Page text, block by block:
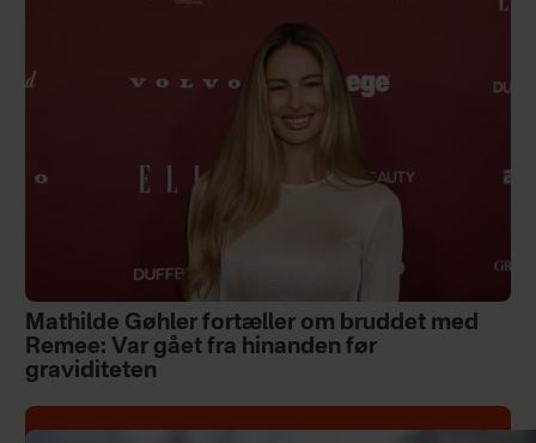
Mathilde Gøhler fortæller om bruddet med
Remee: Var gået fra hinanden før
graviditeten